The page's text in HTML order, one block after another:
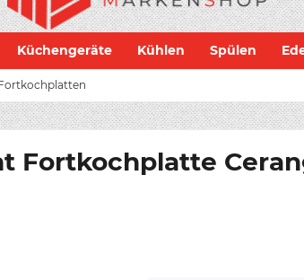
Küchengeräte Kühlen Spülen
Fortkochplatte